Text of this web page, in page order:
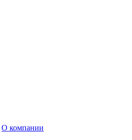
О компании